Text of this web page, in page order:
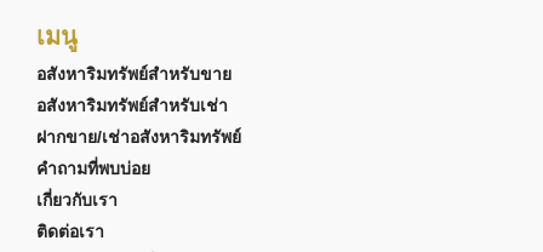
เมนู
อสังหาริมทรัพย์สำหรับขาย
อสังหาริมทรัพย์สำหรับเช่า
ฝากขาย/เช่าอสังหาริมทรัพย์
คำถามที่พบบ่อย
เกี่ยวกับเรา
ติดต่อเรา